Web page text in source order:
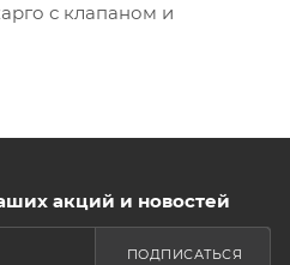
с клапаном и
акций и новостей
ПОДПИСАТЬСЯ